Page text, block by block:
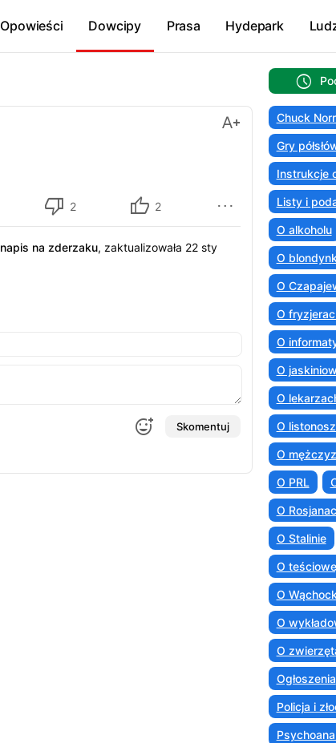
Opowieści Dowcipy Prasa Hydepark
2 2
napis na zderzaku, zaktualizowała 22 sty
Skomentuj
Chuck
Gry
Instrukcje
Listy i
O alkoholu
O
O
O
O
O
O
O
O
O PRL
O
O Stalinie
O
O
O
O
Ogłoszenia
Policja i